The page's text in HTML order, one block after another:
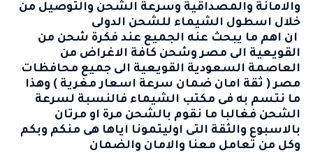
والامانة والمصداقية وسرعة الشحن والتوصيل من
خلال اسطول الشيماء للشحن الدولى
ان اهم ما يبحث عنه الجميع عند فكرة شحن من
القويعية الى مصروشحن كافة الاغراض من
العاصمة السعودية القويعية الى جميع محافظات
مصر ( ثقة امان ضمان سرعة اسعار مغرية ) وهذا
ما نتسم به فى مكتب الشيماء فالنسبة لسرعة
الشحن فغالبا ما نقوم بالشحن مرة او مرتان
بالاسبوع والثقة التى اوليتمونا اياها هى منكم وبكم
وكل من تعامل معنا والامان والضمان